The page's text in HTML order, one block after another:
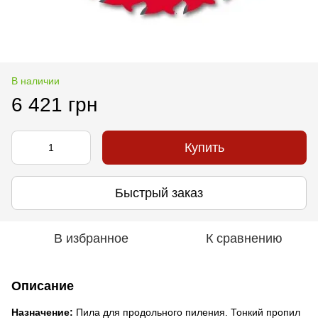
В наличии
6 421 грн
Купить
Быстрый заказ
В избранное К сравнению
Описание
Назначение: Пила для продольного пиления. Тонкий пропил